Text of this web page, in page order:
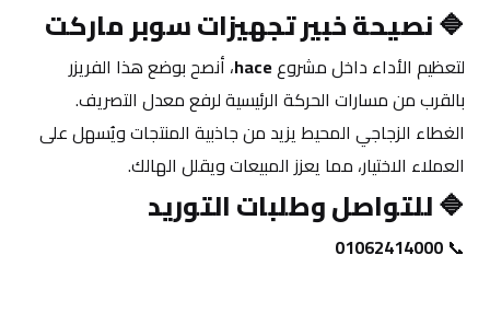
🔷 نصيحة خبير تجهيزات سوبر ماركت
لتعظيم الأداء داخل مشروع hace
، أنصح بوضع هذا الفريزر
العملاء الاختيار، مما يعزز المبيعات ويقلل الهالك.
🔷 للتواصل وطلبات التوريد
📞
01062414000